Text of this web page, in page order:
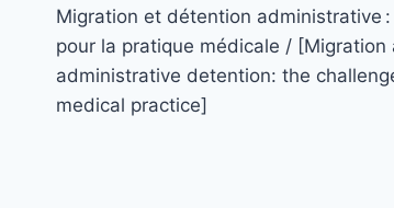
navigation
Migration et détention administrative
pour la pratique médicale / [Migration
administrative detention: the
medical practice]